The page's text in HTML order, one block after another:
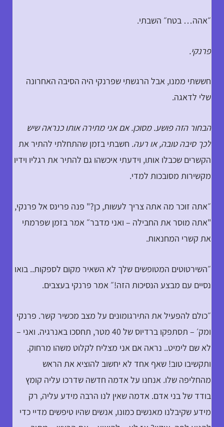
״אהה… בטח״ השבתי.
פרנקי.
חששתי ממנו, אבל הרגשתי שפרנקי היה הסיבה האחרונה
שלי לדאגה.
הבחור הזה פושע. מסוכן. אם אני מתירה אותו כנראה שיש
לכך סיבה טובה, או רעה. חשבתי בזמן שהתחלתי להתיר את
הקשרים שכבלו אותו, וידעתי איכשהו גם להתיר את רגליו וידיו
מקשירות מסובכות למדי.
״אתה זוכר מה אתה צריך לעשות, כן?" פנה פרינס אל פרנקי,
"אתה מוסר את החבילה – ואני מדבר״ אמר בזמן שפרמתי
את קשרי המחנאות.
״השירטוטים המטופשים שלך לא השאיר מקום לספקות.. בואו
נסיים עם מבצע הנסיכות הזה!״ אמר פרנקי בעצבים.
״כולם להפעיל את התירגומונים על מצב מכשיר קשר. פרנקי
ומק׳ – תסתפקו ברדיוס של 40 מטר, תחסכו באנרגיה. ואני –
לא שם לימיט.. נראה אם אני מצליח לקלוט משהו מרחוק.
ותקשיבו טוב! שאף אחד לא יחשוב להוציא את הראש
מהחליפה שלו. אנחנו על אדמה חדשה שדרכו עליה קומץ
בודד של בני אדם. אדמה שאין לנו הרבה מידע עליה, רק
מידע שקיבלנו מאנשים כמונו, אנשים שהיו טיפשים מדיי כדי